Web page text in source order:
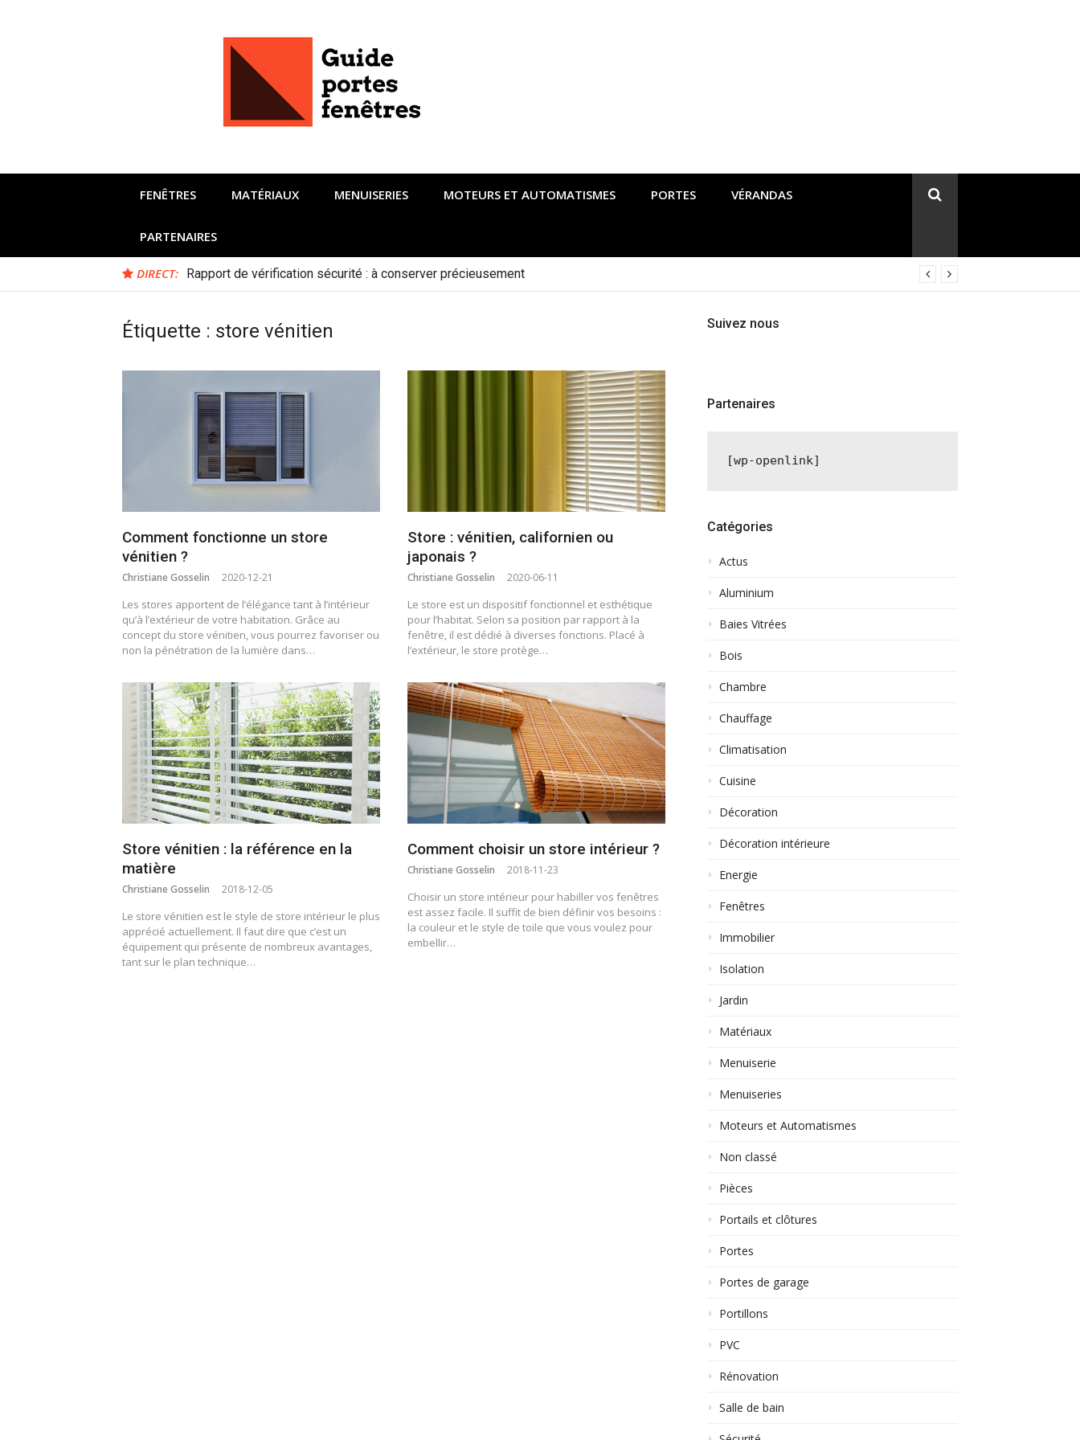
FENÊTRES MATÉRIAUX MENUISERIES MOTEURS ET AUTOMATISMES PORTES VÉRANDAS
PARTENAIRES
DIRECT: Rapport de vérification sécurité : à conserver précieusement
Étiquette : store vénitien
Comment fonctionne un store
vénitien ?
Christiane Gosselin 2020-12-21
Les stores apportent de l’élégance tant à l’intérieur
qu’à l’extérieur de votre habitation. Grâce au
concept du store vénitien, vous pourrez favoriser ou
non la pénétration de la lumière dans…
Store : vénitien, californien ou
japonais ?
Christiane Gosselin 2020-06-11
Le store est un dispositif fonctionnel et esthétique
pour l’habitat. Selon sa position par rapport à la
fenêtre, il est dédié à diverses fonctions. Placé à
l’extérieur, le store protège…
Store vénitien : la référence en la
matière
Christiane Gosselin 2018-12-05
Le store vénitien est le style de store intérieur le plus
apprécié actuellement. Il faut dire que c’est un
équipement qui présente de nombreux avantages,
tant sur le plan technique…
Comment choisir un store intérieur ?
Christiane Gosselin 2018-11-23
Choisir un store intérieur pour habiller vos fenêtres
est assez facile. Il suffit de bien définir vos besoins :
la couleur et le style de toile que vous voulez pour
embellir…
Suivez nous
Partenaires
[wp-openlink]
Catégories
Actus
Aluminium
Baies Vitrées
Bois
Chambre
Chauffage
Climatisation
Cuisine
Décoration
Décoration intérieure
Energie
Fenêtres
Immobilier
Isolation
Jardin
Matériaux
Menuiserie
Menuiseries
Moteurs et Automatismes
Non classé
Pièces
Portails et clôtures
Portes
Portes de garage
Portillons
PVC
Rénovation
Salle de bain